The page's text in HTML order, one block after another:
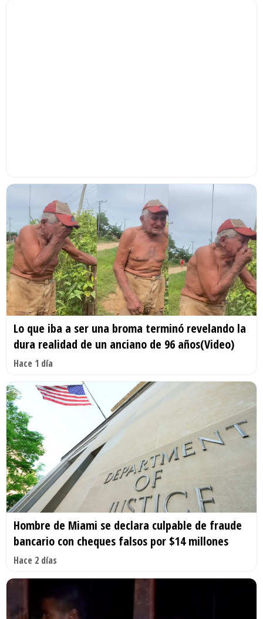
Lo que iba a ser una broma terminó revelando la
dura realidad de un anciano de 96 años(Video)
Hace 1 día
Hombre de Miami se declara culpable de fraude
bancario con cheques falsos por $14 millones
Hace 2 días